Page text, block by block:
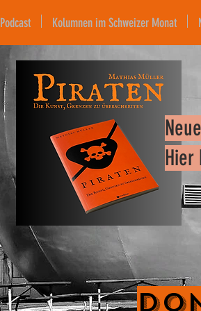
Podcast Kolumnen im Schweizer Monat